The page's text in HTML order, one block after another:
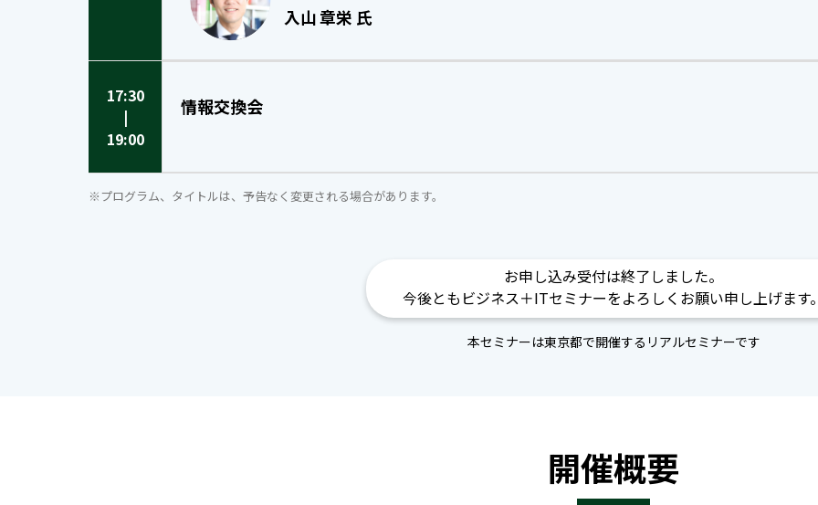
入山 章栄 氏
17:30
|
19:00
情報交換会
※プログラム、タイトルは、予告なく変更される場合があります。
お申し込み受付は終了しました。
今後ともビジネス＋ITセミナーをよろしくお願い申し上げます
本セミナーは東京都で開催するリアルセミナーです
開催概要